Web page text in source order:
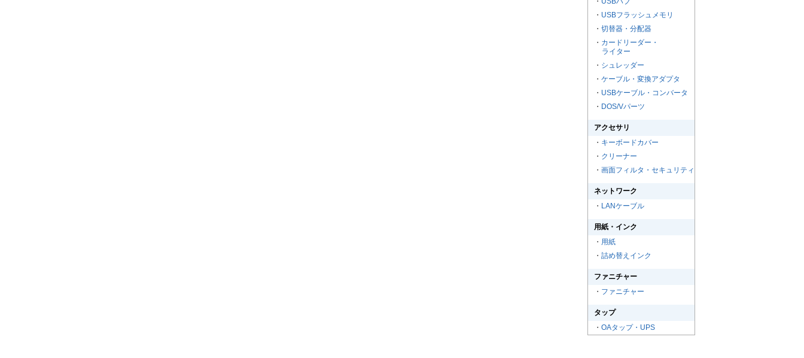
・ USBフラッシュメモリ
・ 切替器・分配器
・ カードリーダー・
ライター
・ シュレッダー
・ ケーブル・変換アダプタ
・ USBケーブル・コンバータ
・ DOS/Vパーツ
アクセサリ
・ キーボードカバー
・ クリーナー
・ 画面フィルタ・セキュリティ
ネットワーク
・ LANケーブル
用紙・インク
・ 用紙
・ 詰め替えインク
ファニチャー
・ ファニチャー
タップ
・ OAタップ・UPS